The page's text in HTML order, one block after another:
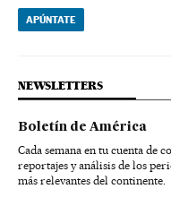
APÚNTATE
NEWSLETTERS
Boletín de América
Cada semana en tu cuenta de
reportajes y análisis de los
más relevantes del continente.